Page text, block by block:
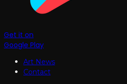
Get it on
Google Play
Art News
Contact